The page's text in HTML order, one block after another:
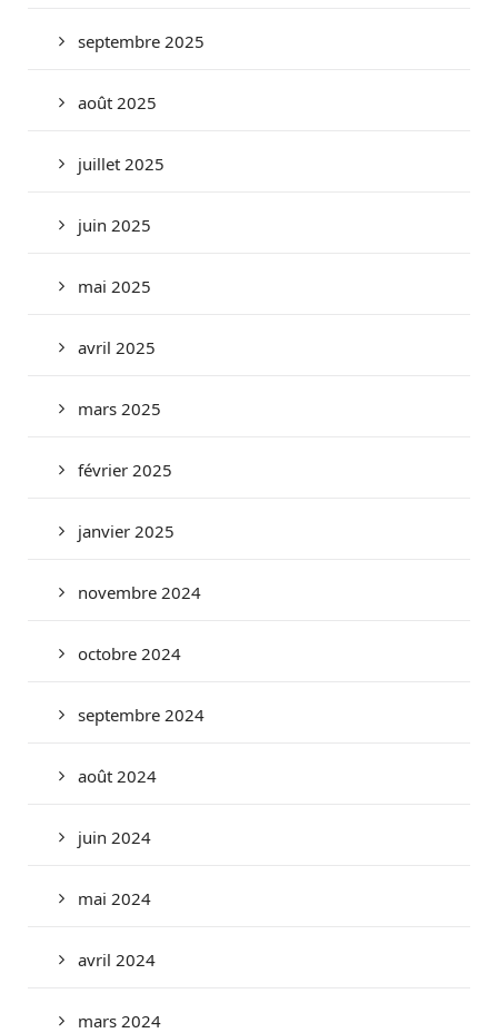
septembre 2025
août 2025
juillet 2025
juin 2025
mai 2025
avril 2025
mars 2025
février 2025
janvier 2025
novembre 2024
octobre 2024
septembre 2024
août 2024
juin 2024
mai 2024
avril 2024
mars 2024